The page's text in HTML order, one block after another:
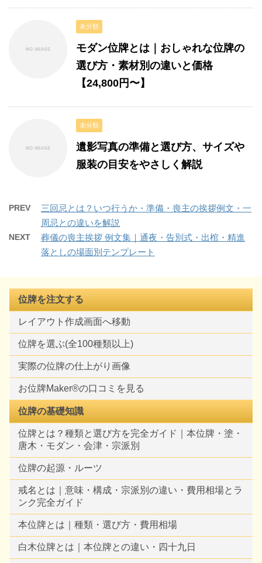
未分類
モダン位牌とは｜おしゃれな位牌の
選び方・素材別の違いと価格
【24,800円〜】
未分類
遺影写真の準備と選び方、サイズや
服装の目安をやさしく解説
PREV
三回忌とは？いつ行うか・準備・喪主の挨拶例文・一
周忌との違いを解説
NEXT
葬儀の喪主挨拶 例文集｜通夜・告別式・出棺・精進
落としの場面別テンプレート
位牌を注文する
レイアウト作成画面へ移動
位牌を選ぶ(全100種類以上)
実際の位牌の仕上がり画像
お位牌Maker®の口コミを見る
位牌の基礎知識
位牌とは？種類と選び方を完全ガイド｜本位牌・塗・
唐木・モダン・会津・宗派別
位牌の起源・ルーツ
戒名とは｜意味・構成・宗派別の違い・費用相場とラ
ンク完全ガイド
本位牌とは｜種類・選び方・費用相場
白木位牌とは｜本位牌との違い・四十九日